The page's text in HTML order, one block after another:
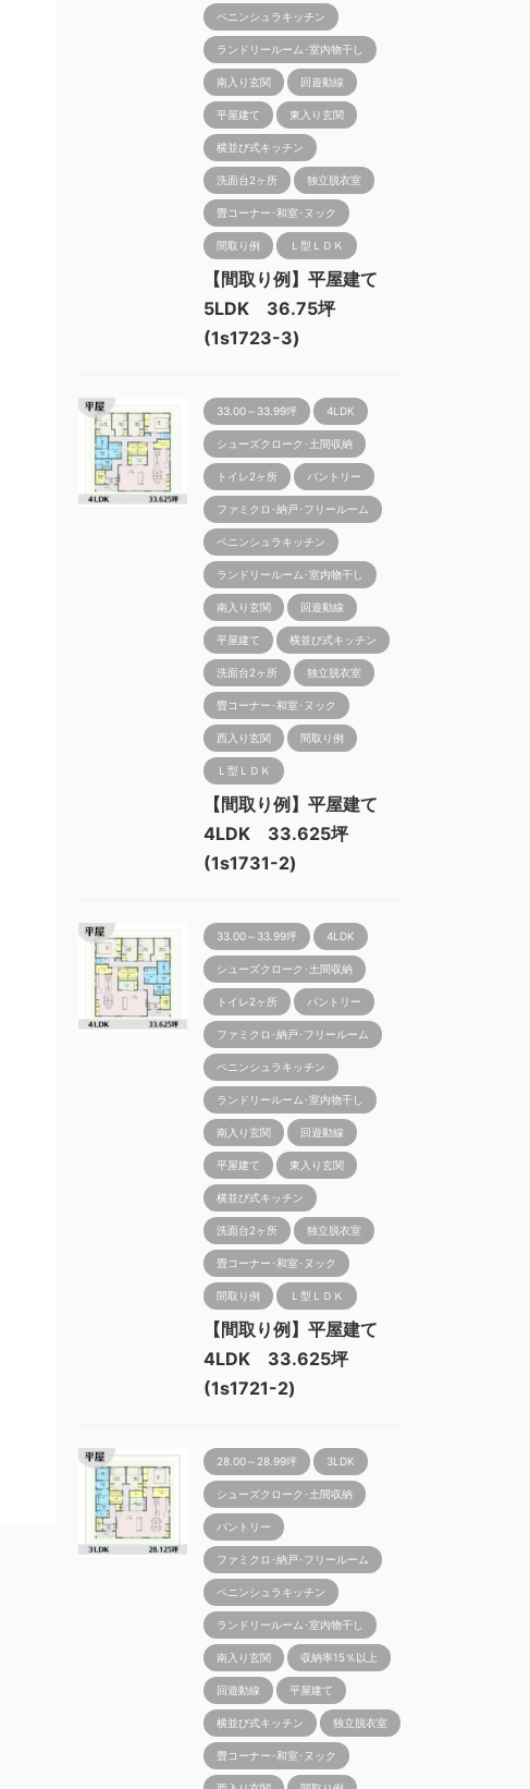
ペニンシュラキッチン
ランドリールーム･室内物干し
南入り玄関 回遊動線
平屋建て 東入り玄関
横並び式キッチン
洗面台2ヶ所 独立脱衣室
畳コーナー･和室･ヌック
間取り例 Ｌ型ＬＤＫ
【間取り例】平屋建て
5LDK 36.75坪
(1s1723-3)
33.00～33.99坪 4LDK
シューズクローク･土間収納
トイレ2ヶ所 パントリー
ファミクロ･納戸･フリールーム
ペニンシュラキッチン
ランドリールーム･室内物干し
南入り玄関 回遊動線
平屋建て 横並び式キッチン
洗面台2ヶ所 独立脱衣室
畳コーナー･和室･ヌック
西入り玄関 間取り例
Ｌ型ＬＤＫ
【間取り例】平屋建て
4LDK 33.625坪
(1s1731-2)
33.00～33.99坪 4LDK
シューズクローク･土間収納
トイレ2ヶ所 パントリー
ファミクロ･納戸･フリールーム
ペニンシュラキッチン
ランドリールーム･室内物干し
南入り玄関 回遊動線
平屋建て 東入り玄関
横並び式キッチン
洗面台2ヶ所 独立脱衣室
畳コーナー･和室･ヌック
間取り例 Ｌ型ＬＤＫ
【間取り例】平屋建て
4LDK 33.625坪
(1s1721-2)
28.00～28.99坪 3LDK
シューズクローク･土間収納
パントリー
ファミクロ･納戸･フリールーム
ペニンシュラキッチン
ランドリールーム･室内物干し
南入り玄関 収納率15％以上
回遊動線 平屋建て
横並び式キッチン 独立脱衣室
畳コーナー･和室･ヌック